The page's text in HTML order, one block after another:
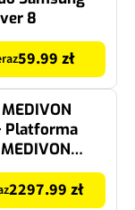
8
59.99 zł
Platforma
2297.99 zł